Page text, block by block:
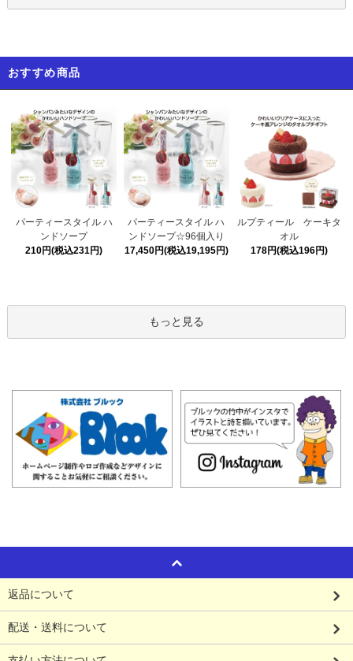
おすすめ商品
パーティースタイル ハ
ンドソープ
210円(税込231円)
パーティースタイル ハ
ンドソープ☆96個入り
17,450円(税込19,195円)
ルプティール ケーキタ
オル
178円(税込196円)
もっと見る
返品について
配送・送料について